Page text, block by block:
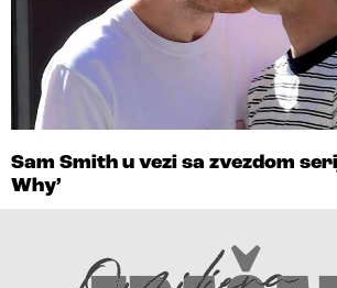
Sam Smith u vezi sa zvezdom
Why’